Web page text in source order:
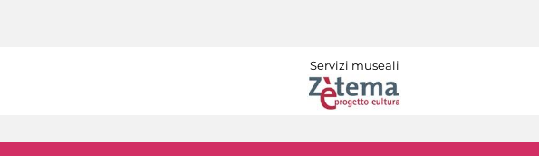
Servizi museali